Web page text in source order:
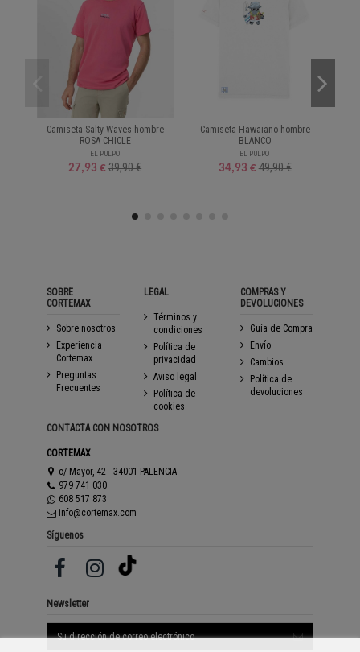
Camiseta Salty Waves hombre
ROSA CHICLE
EL PULPO
27,93 € 39,90 €
Camiseta Hawaiano hombre
BLANCO
EL PULPO
34,93 € 49,90 €
SOBRE
CORTEMAX
Sobre nosotros
Experiencia
Cortemax
Preguntas
Frecuentes
LEGAL
Términos y
condiciones
Política de
privacidad
Aviso legal
Política de
cookies
COMPRAS Y
DEVOLUCIONES
Guía de Compra
Envío
Cambios
Política de
devoluciones
CONTACTA CON NOSOTROS
CORTEMAX
c/ Mayor, 42 - 34001 PALENCIA
979 741 030
608 517 873
info@cortemax.com
Síguenos
Newsletter